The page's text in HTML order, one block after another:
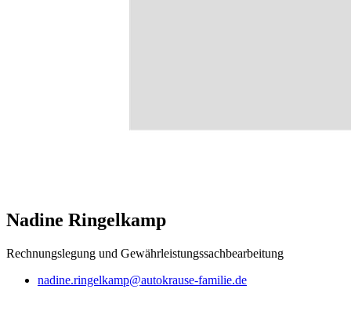
Nadine Ringelkamp
Rechnungslegung und Gewährleistungssachbearbeitung
nadine.ringelkamp@autokrause-familie.de